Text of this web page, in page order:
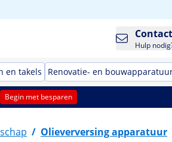
Contact
Hulp
en takels Renovatie- en
Begin met besparen
/ Olieverversing apparatuur